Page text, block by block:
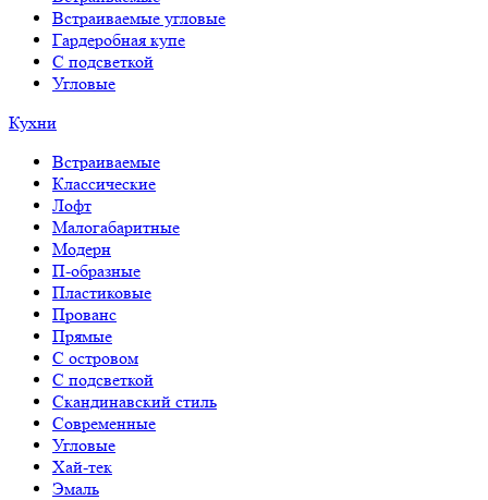
Встраиваемые угловые
Гардеробная купе
С подсветкой
Угловые
Кухни
Встраиваемые
Классические
Лофт
Малогабаритные
Модерн
П-образные
Пластиковые
Прованс
Прямые
С островом
С подсветкой
Скандинавский стиль
Современные
Угловые
Хай-тек
Эмаль